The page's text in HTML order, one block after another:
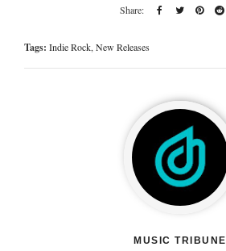
Tags: Indie Rock,New Releases
MUSIC TRIBUNE